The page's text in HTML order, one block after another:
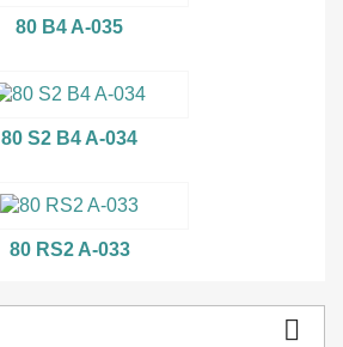
80 B4 A-035
80 S2 B4 A-034
80 RS2 A-033
